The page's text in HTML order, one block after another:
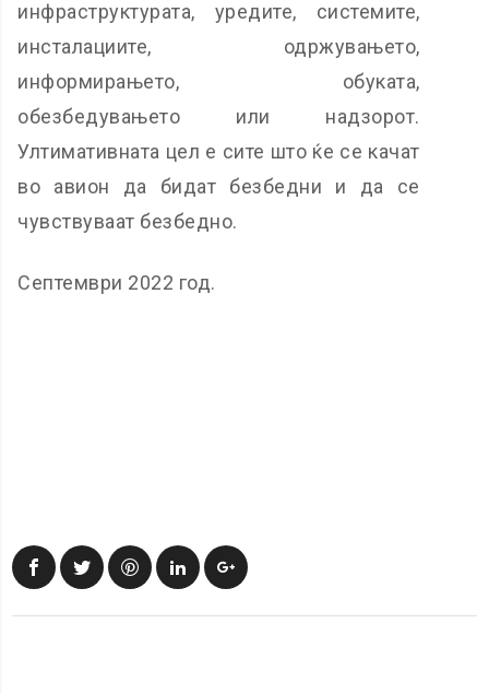
инфраструктурата, уредите, системите,
инсталациите, одржувањето,
информирањето, обуката,
обезбедувањето или надзорот.
Ултимативната цел е сите што ќе се качат
во авион да бидат безбедни и да се
чувствуваат безбедно.
Септември 2022 год.